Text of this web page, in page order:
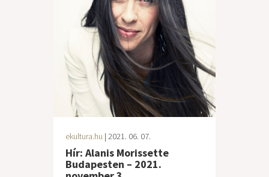
ekultura.hu | 2021. 06. 07.
Hír: Alanis Morissette
Budapesten – 2021.